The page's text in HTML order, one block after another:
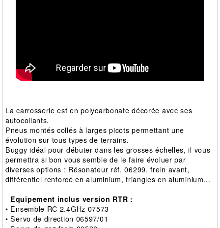
La carrosserie est en polycarbonate décorée avec ses
autocollants.
Pneus montés collés à larges picots permettant une
évolution sur tous types de terrains.
Buggy idéal pour débuter dans les grosses échelles, il vous
permettra si bon vous semble de le faire évoluer par
diverses options : Résonateur réf. 06299, frein avant,
différentiel renforcé en aluminium, triangles en aluminium...
Equipement inclus version RTR :
• Ensemble RC 2.4GHz 07573
• Servo de direction 06597/01